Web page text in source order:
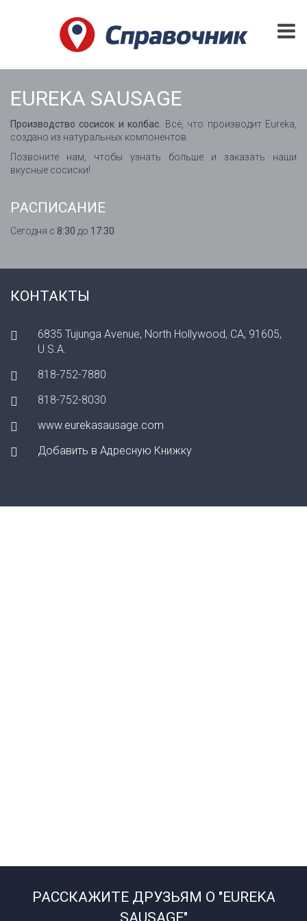
EUREKA SAUSAGE
Производство сосисок и колбас.
Всё, что производит Eureka,
создано из натуральных компонентов.
Позвоните нам, чтобы узнать больше и заказать наши
вкусные сосиски!
РАСПИСАНИЕ
Сегодня с 8:30 до 17:30
КОНТАКТЫ
6835 Tujunga Avenue, North Hollywood, CA, 91605,
U.S.A.
818-752-7880
818-752-8030
www.eurekasausage.com
Добавить в Адресную Книжку
РАССКАЖИТЕ ДРУЗЬЯМ О "EUREKA
SAUSAGE"